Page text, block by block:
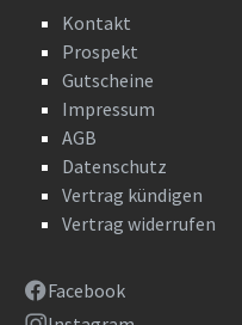
Kontakt
Prospekt
Gutscheine
Impressum
AGB
Datenschutz
Vertrag kündigen
Vertrag widerrufen
Facebook